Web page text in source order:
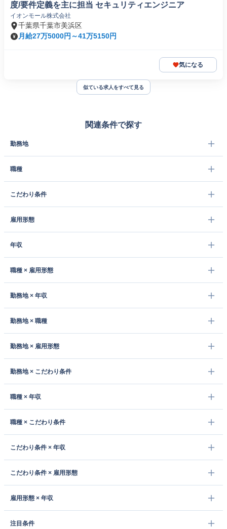
度/要件定義を主に担当 セキュリティエンジニア
イオンモール株式会社
千葉県千葉市美浜区
月給27万5000円～41万5150円
気になる
似ている求人をすべて見る
関連条件で探す
勤務地
職種
こだわり条件
雇用形態
年収
職種 × 雇用形態
勤務地 × 年収
勤務地 × 職種
勤務地 × 雇用形態
勤務地 × こだわり条件
職種 × 年収
職種 × こだわり条件
こだわり条件 × 年収
こだわり条件 × 雇用形態
雇用形態 × 年収
注目条件